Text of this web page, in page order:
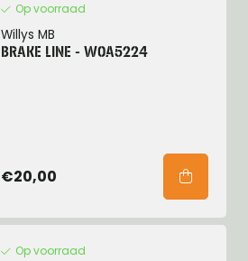
Op voorraad
Willys MB
BRAKE LINE - W0A5224
€20,00
Op voorraad